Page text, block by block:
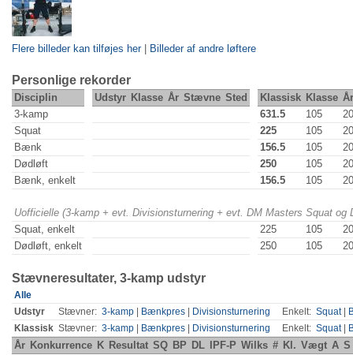
Flere billeder kan tilføjes her| Billeder af andre løftere
Personlige rekorder
Disciplin Udstyr Klasse År Stævne Sted Klassisk Klasse År
3-kamp
631.5 105
Squat
225 105
Bænk
156.5 105
Dødløft
250 105
Bænk, enkelt
156.5 105
Uofficielle (3-kamp + evt. Divisionsturnering + evt. DM Masters Squat
Squat, enkelt
225 105
Dødløft, enkelt
250 105
Stævneresultater, 3-kamp udstyr
Alle
Udstyr
Stævner: 3-kamp Bænkpres Divisionsturnering Enkelt: Squat|
Klassisk Stævner: 3-kamp Bænkpres Divisionsturnering Enkelt: Squat|
År Konkurrence K Resultat SQ BP DL IPF-P Wilks # Kl. Vægt A S